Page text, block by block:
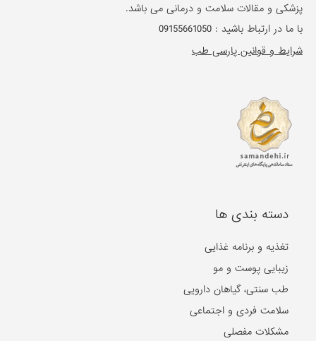
پزشکی و مقالات سلامت و درمانی می باشد.
با ما در ارتباط باشید :09155661050
شرایط و قوانین پارسی طب
دسته بندی ها
تغذیه و برنامه غذایی
زیبایی پوست و مو
طب سنتی، گیاهان دارویی
سلامت فردی و اجتماعی
مشکلات مفصلی